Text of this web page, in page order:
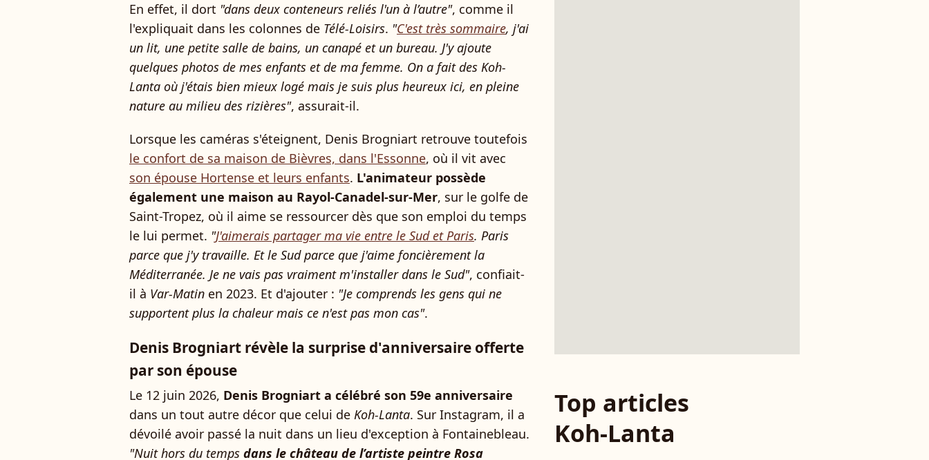
En effet, il dort "dans deux conteneurs reliés l'un à l’autre", comme il
l'expliquait dans les colonnes de Télé-Loisirs. "C'est très sommaire, j'ai
un lit, une petite salle de bains, un canapé et un bureau. J'y ajoute
quelques photos de mes enfants et de ma femme. On a fait des Koh-
Lanta où j'étais bien mieux logé mais je suis plus heureux ici, en pleine
nature au milieu des rizières", assurait-il.
Lorsque les caméras s'éteignent, Denis Brogniart retrouve toutefois
le confort de sa maison de Bièvres, dans l'Essonne, où il vit avec
son épouse Hortense et leurs enfants. L'animateur possède
également une maison au Rayol-Canadel-sur-Mer, sur le golfe de
Saint-Tropez, où il aime se ressourcer dès que son emploi du temps
le lui permet. "J'aimerais partager ma vie entre le Sud et Paris. Paris
parce que j'y travaille. Et le Sud parce que j'aime foncièrement la
Méditerranée. Je ne vais pas vraiment m'installer dans le Sud", confiait-
il à Var-Matin en 2023. Et d'ajouter : "Je comprends les gens qui ne
supportent plus la chaleur mais ce n'est pas mon cas".
Denis Brogniart révèle la surprise d'anniversaire offerte
par son épouse
Le 12 juin 2026, Denis Brogniart a célébré son 59e anniversaire
dans un tout autre décor que celui de Koh-Lanta. Sur Instagram, il a
dévoilé avoir passé la nuit dans un lieu d'exception à Fontainebleau.
"Nuit hors du temps dans le château de l’artiste peintre Rosa
Top articles
Koh-Lanta